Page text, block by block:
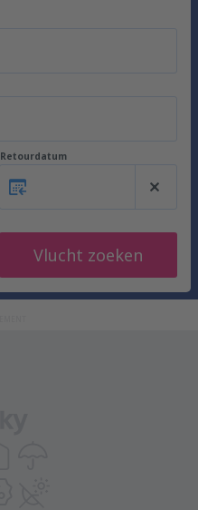
Retourdatum
Vlucht zoeken